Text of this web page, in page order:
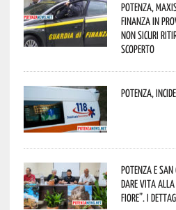
Potenza,
Finanza in
non sicuri
scoperto
Potenza,
Potenza e
dare vita alla
Fiore”. I